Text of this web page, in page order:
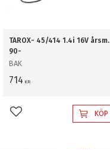
TAROX- 45/414 1.4i 16V årsm.
90-
BAK
714 KR
Lägg till i favoriterKÖP